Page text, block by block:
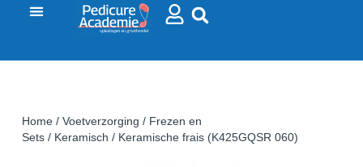
Home/ Voetverzorging / Frezen en
Sets/ Keramisch / Keramische frais (K425GQSR 060)